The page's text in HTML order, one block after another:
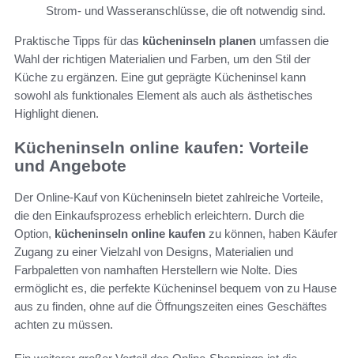
Strom- und Wasseranschlüsse, die oft notwendig sind.
Praktische Tipps für das kücheninseln planen umfassen die
Wahl der richtigen Materialien und Farben, um den Stil der
Küche zu ergänzen. Eine gut geprägte Kücheninsel kann
sowohl als funktionales Element als auch als ästhetisches
Highlight dienen.
Kücheninseln online kaufen: Vorteile
und Angebote
Der Online-Kauf von Kücheninseln bietet zahlreiche Vorteile,
die den Einkaufsprozess erheblich erleichtern. Durch die
Option, kücheninseln online kaufen zu können, haben Käufer
Zugang zu einer Vielzahl von Designs, Materialien und
Farbpaletten von namhaften Herstellern wie Nolte. Dies
ermöglicht es, die perfekte Kücheninsel bequem von zu Hause
aus zu finden, ohne auf die Öffnungszeiten eines Geschäftes
achten zu müssen.